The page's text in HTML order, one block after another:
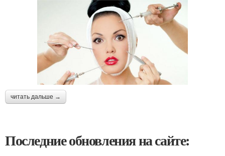
читать дальше →
Последние обновления на сайте: